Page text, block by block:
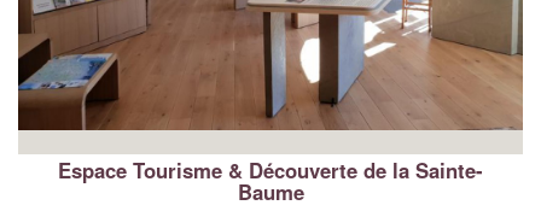
Espace Tourisme & Découverte de la Sainte-
Baume